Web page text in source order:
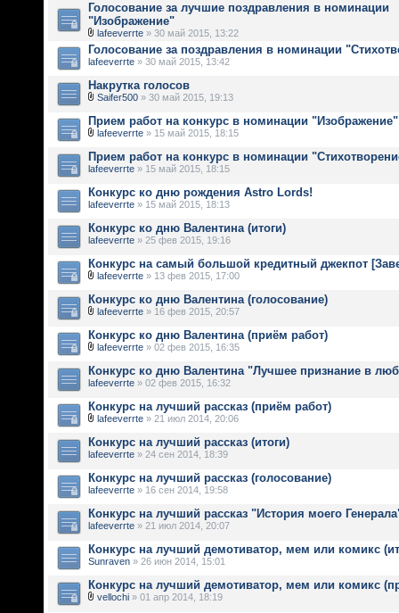
Голосование за лучшие поздравления в номинации
"Изображение"
lafeeverrte » 30 май 2015, 13:22
Голосование за поздравления в номинации
lafeeverrte » 30 май 2015, 13:42
Накрутка голосов
Saifer500 » 30 май 2015, 19:13
Прием работ на конкурс в номинации "Изображение"
lafeeverrte » 15 май 2015, 18:15
Прием работ на конкурс в номинации
lafeeverrte » 15 май 2015, 18:15
Конкурс ко дню рождения Astro Lords!
lafeeverrte » 15 май 2015, 18:13
Конкурс ко дню Валентина (итоги)
lafeeverrte » 25 фев 2015, 19:16
Конкурс на самый большой кредитный джекпот
lafeeverrte » 13 фев 2015, 17:00
Конкурс ко дню Валентина (голосование)
lafeeverrte » 16 фев 2015, 20:57
Конкурс ко дню Валентина (приём работ)
lafeeverrte » 02 фев 2015, 16:35
Конкурс ко дню Валентина "Лучшее признание в
lafeeverrte » 02 фев 2015, 16:32
Конкурс на лучший рассказ (приём работ)
lafeeverrte » 21 июл 2014, 20:06
Конкурс на лучший рассказ (итоги)
lafeeverrte » 24 сен 2014, 18:39
Конкурс на лучший рассказ (голосование)
lafeeverrte » 16 сен 2014, 19:58
Конкурс на лучший рассказ "История моего
lafeeverrte » 21 июл 2014, 20:07
Конкурс на лучший демотиватор, мем или комикс
Sunraven » 26 июн 2014, 15:01
Конкурс на лучший демотиватор, мем или комикс
vellochi » 01 апр 2014, 18:19